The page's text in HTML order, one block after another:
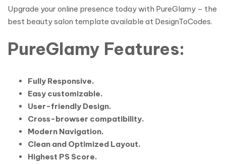
Upgrade your online presence today with PureGlamy – the
best beauty salon template available at DesignToCodes.
PureGlamy Features:
Fully Responsive.
Easy customizable.
User-friendly Design.
Cross-browser compatibility.
Modern Navigation.
Clean and Optimized Layout.
Highest PS Score.